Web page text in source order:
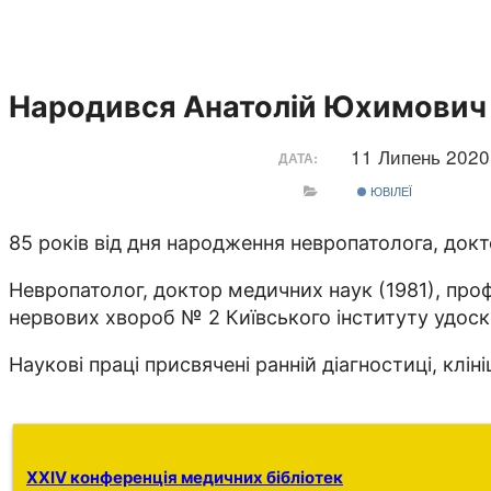
Народився Анатолій
ДАТА: 11 Липень
ЮВІЛЕЇ
85 років від дня народження невропатолога,
Невропатолог, доктор медичних наук (1981),
нервових хвороб № 2 Київського інституту
Наукові праці присвячені ранній діагностиці,
XXIV конференція медичних бібліотек